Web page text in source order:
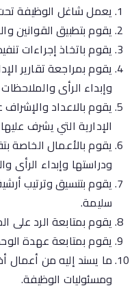
يعمل شاغل الوظيفة
يقوم بتطبيق القوانين
يقوم باتخاذ إجراءات
يقوم بمراجعة تقارير
وإبداء الرأى
يقوم بالاعداد
الإدارية التي يشرف
يقوم بالأعمال الخاصة
ودراستها وإبداء الرأى
يقوم بتنسيق وترتيب
سليمة.
يقوم بمتابعة الرد على
يقوم بمتابعة عهدة
ما يسند إليه من
ومسئوليات الوظيفة.